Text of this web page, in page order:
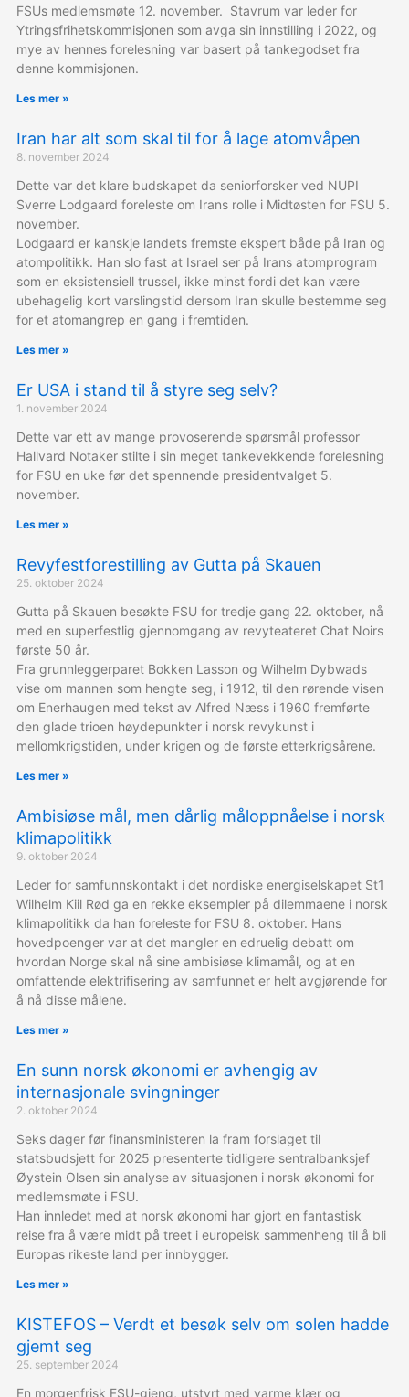
FSUs medlemsmøte 12. november. Stavrum var leder for
Ytringsfrihetskommisjonen som avga sin innstilling i 2022, og
mye av hennes forelesning var basert på tankegodset fra
denne kommisjonen.
Les mer »
Iran har alt som skal til for å lage atomvåpen
8. november 2024
Dette var det klare budskapet da seniorforsker ved NUPI
Sverre Lodgaard foreleste om Irans rolle i Midtøsten for FSU 5.
november.
Lodgaard er kanskje landets fremste ekspert både på Iran og
atompolitikk. Han slo fast at Israel ser på Irans atomprogram
som en eksistensiell trussel, ikke minst fordi det kan være
ubehagelig kort varslingstid dersom Iran skulle bestemme seg
for et atomangrep en gang i fremtiden.
Les mer »
Er USA i stand til å styre seg selv?
1. november 2024
Dette var ett av mange provoserende spørsmål professor
Hallvard Notaker stilte i sin meget tankevekkende forelesning
for FSU en uke før det spennende presidentvalget 5.
november.
Les mer »
Revyfestforestilling av Gutta på Skauen
25. oktober 2024
Gutta på Skauen besøkte FSU for tredje gang 22. oktober, nå
med en superfestlig gjennomgang av revyteateret Chat Noirs
første 50 år.
Fra grunnleggerparet Bokken Lasson og Wilhelm Dybwads
vise om mannen som hengte seg, i 1912, til den rørende visen
om Enerhaugen med tekst av Alfred Næss i 1960 fremførte
den glade trioen høydepunkter i norsk revykunst i
mellomkrigstiden, under krigen og de første etterkrigsårene.
Les mer »
Ambisiøse mål, men dårlig måloppnåelse i norsk
klimapolitikk
9. oktober 2024
Leder for samfunnskontakt i det nordiske energiselskapet St1
Wilhelm Kiil Rød ga en rekke eksempler på dilemmaene i norsk
klimapolitikk da han foreleste for FSU 8. oktober. Hans
hovedpoenger var at det mangler en edruelig debatt om
hvordan Norge skal nå sine ambisiøse klimamål, og at en
omfattende elektrifisering av samfunnet er helt avgjørende for
å nå disse målene.
Les mer »
En sunn norsk økonomi er avhengig av
internasjonale svingninger
2. oktober 2024
Seks dager før finansministeren la fram forslaget til
statsbudsjett for 2025 presenterte tidligere sentralbanksjef
Øystein Olsen sin analyse av situasjonen i norsk økonomi for
medlemsmøte i FSU.
Han innledet med at norsk økonomi har gjort en fantastisk
reise fra å være midt på treet i europeisk sammenheng til å bli
Europas rikeste land per innbygger.
Les mer »
KISTEFOS – Verdt et besøk selv om solen hadde
gjemt seg
25. september 2024
En morgenfrisk FSU-gjeng, utstyrt med varme klær og